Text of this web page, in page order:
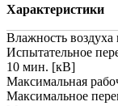
Характеристики
Влажность
Испытательное
10 мин. [кВ]
Максимальная
Максимальное